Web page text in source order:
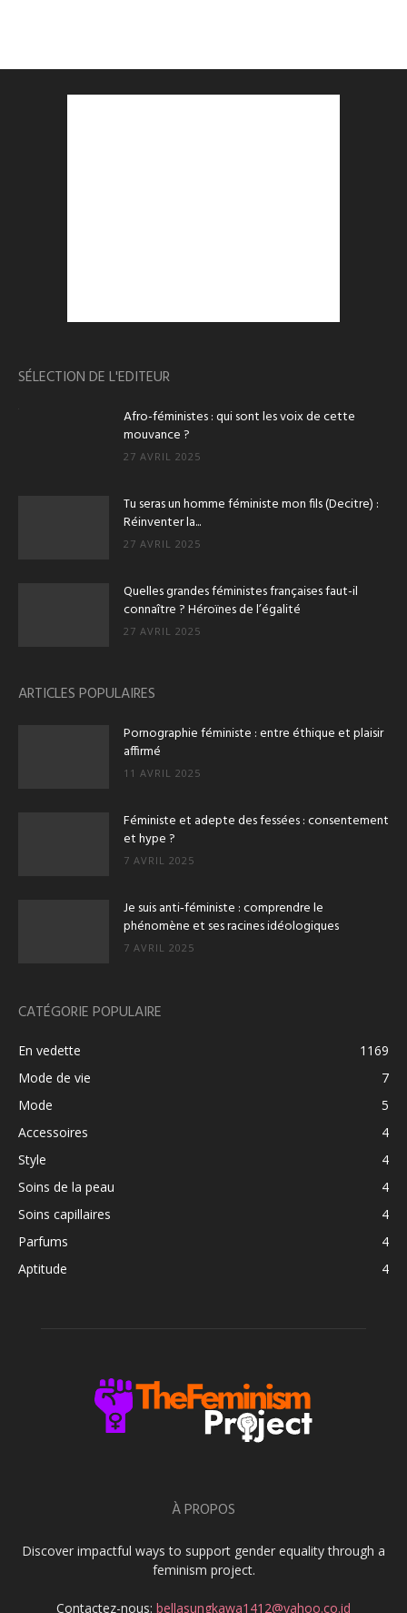
SÉLECTION DE L'EDITEUR
Afro-féministes : qui sont les voix de cette
mouvance ?
27 AVRIL 2025
Tu seras un homme féministe mon fils (Decitre) :
Réinventer la...
27 AVRIL 2025
Quelles grandes féministes françaises faut-il
connaître ? Héroïnes de l’égalité
27 AVRIL 2025
ARTICLES POPULAIRES
Pornographie féministe : entre éthique et plaisir
affirmé
11 AVRIL 2025
Féministe et adepte des fessées : consentement
et hype ?
7 AVRIL 2025
Je suis anti‑féministe : comprendre le
phénomène et ses racines idéologiques
7 AVRIL 2025
CATÉGORIE POPULAIRE
En vedette
1169
Mode de vie
7
Mode
5
Accessoires
4
Style
4
Soins de la peau
4
Soins capillaires
4
Parfums
4
Aptitude
4
À PROPOS
Discover impactful ways to support gender equality through a
feminism project.
Contactez-nous: bellasungkawa1412@yahoo.co.id